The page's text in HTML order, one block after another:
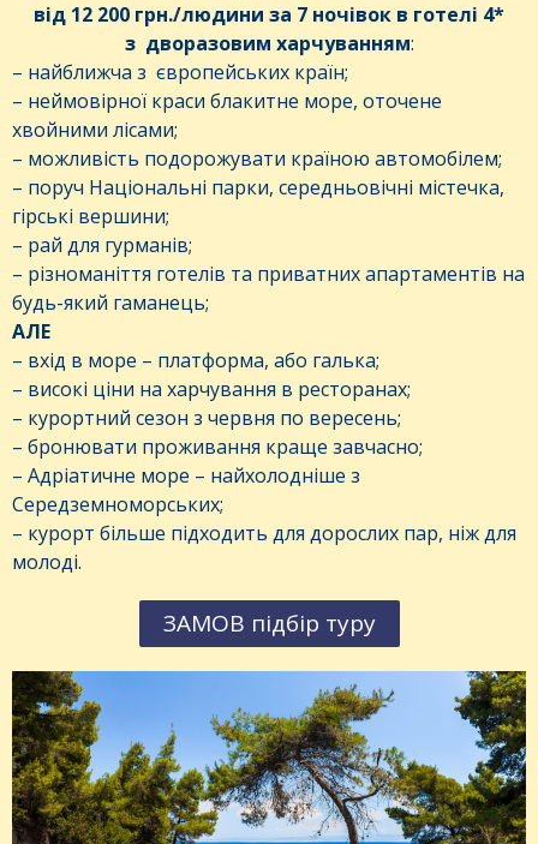
від 12 200 грн./людини за 7 ночівок в готелі 4*
з дворазовим харчуванням:
– найближча з європейських країн;
– неймовірної краси блакитне море, оточене
хвойними лісами;
– можливість подорожувати країною автомобілем;
– поруч Національні парки, середньовічні містечка,
гірські вершини;
– рай для гурманів;
– різноманіття готелів та приватних апартаментів на
будь-який гаманець;
АЛЕ
– вхід в море – платформа, або галька;
– високі ціни на харчування в ресторанах;
– курортний сезон з червня по вересень;
– бронювати проживання краще завчасно;
– Адріатичне море – найхолодніше з
Середземноморських;
– курорт більше підходить для дорослих пар, ніж для
молоді.
ЗАМОВ підбір туру